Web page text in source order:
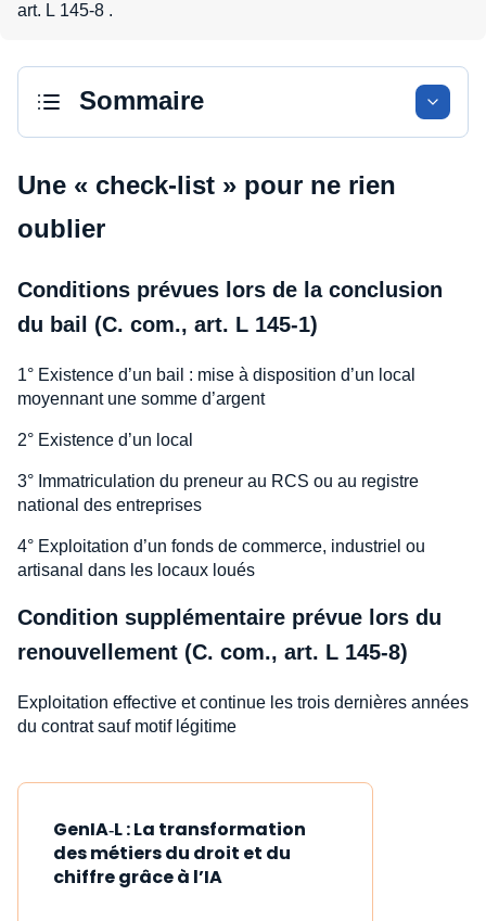
art. L 145-8 .
Sommaire
Une « check-list » pour ne rien
oublier
Conditions prévues lors de la conclusion
du bail (C. com., art. L 145-1)
1° Existence d’un bail : mise à disposition d’un local
moyennant une somme d’argent
2° Existence d’un local
3° Immatriculation du preneur au RCS ou au registre
national des entreprises
4° Exploitation d’un fonds de commerce, industriel ou
artisanal dans les locaux loués
Condition supplémentaire prévue lors du
renouvellement (C. com., art. L 145-8)
Exploitation effective et continue les trois dernières années
du contrat sauf motif légitime
GenIA‑L : La transformation
des métiers du droit et du
chiffre grâce à l’IA